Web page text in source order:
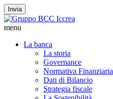
Invia
menu
La banca
La storia
Governance
Normativa Finanziaria
Dati di Bilancio
Strategia fiscale